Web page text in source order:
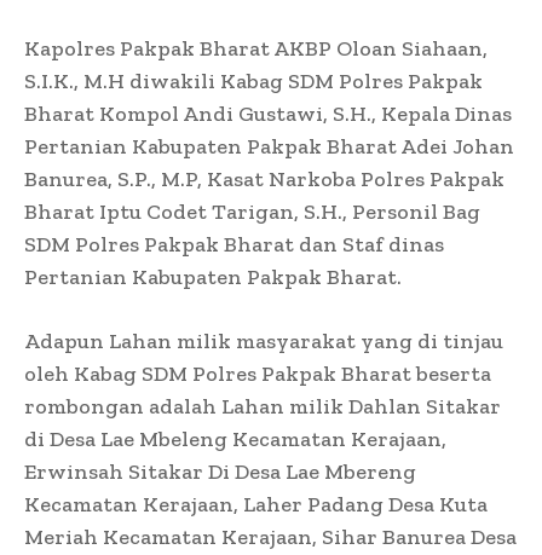
Kapolres Pakpak Bharat AKBP Oloan Siahaan,
S.I.K., M.H diwakili Kabag SDM Polres Pakpak
Bharat Kompol Andi Gustawi, S.H., Kepala Dinas
Pertanian Kabupaten Pakpak Bharat Adei Johan
Banurea, S.P., M.P, Kasat Narkoba Polres Pakpak
Bharat Iptu Codet Tarigan, S.H., Personil Bag
SDM Polres Pakpak Bharat dan Staf dinas
Pertanian Kabupaten Pakpak Bharat.
Adapun Lahan milik masyarakat yang di tinjau
oleh Kabag SDM Polres Pakpak Bharat beserta
rombongan adalah Lahan milik Dahlan Sitakar
di Desa Lae Mbeleng Kecamatan Kerajaan,
Erwinsah Sitakar Di Desa Lae Mbereng
Kecamatan Kerajaan, Laher Padang Desa Kuta
Meriah Kecamatan Kerajaan, Sihar Banurea Desa